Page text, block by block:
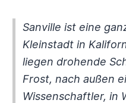
Sanville ist eine
Kleinstadt in
liegen drohende
Frost, nach außen
Wissenschaftler, in